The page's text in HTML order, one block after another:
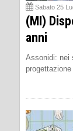
Sabato 25
(MI)
anni
Assonidi: nei